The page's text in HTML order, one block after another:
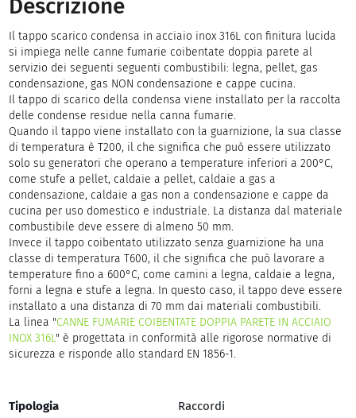
Descrizione
Il tappo scarico condensa in acciaio inox 316L con finitura lucida
si impiega nelle canne fumarie coibentate doppia parete al
servizio dei seguenti seguenti combustibili: legna, pellet, gas
condensazione, gas NON condensazione e cappe cucina.
Il tappo di scarico della condensa viene installato per la raccolta
delle condense residue nella canna fumarie.
Quando il tappo viene installato con la guarnizione, la sua classe
di temperatura è T200, il che significa che può essere utilizzato
solo su generatori che operano a temperature inferiori a 200°C,
come stufe a pellet, caldaie a pellet, caldaie a gas a
condensazione, caldaie a gas non a condensazione e cappe da
cucina per uso domestico e industriale. La distanza dal materiale
combustibile deve essere di almeno 50 mm.
Invece il tappo coibentato utilizzato senza guarnizione ha una
classe di temperatura T600, il che significa che può lavorare a
temperature fino a 600°C, come camini a legna, caldaie a legna,
forni a legna e stufe a legna. In questo caso, il tappo deve essere
installato a una distanza di 70 mm dai materiali combustibili.
La linea "CANNE FUMARIE COIBENTATE DOPPIA PARETE IN ACCIAIO
INOX 316L" è progettata in conformità alle rigorose normative di
sicurezza e risponde allo standard EN 1856-1.
Tipologia Raccordi